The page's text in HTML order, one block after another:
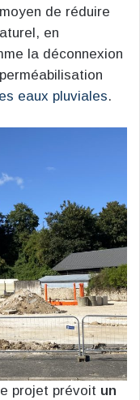
de réduire
en
la déconnexion
eaux pluviales.
projet prévoit un